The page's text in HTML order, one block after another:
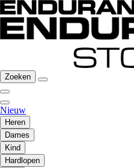
Zoeken
Nieuw
Heren
Dames
Kind
Hardlopen